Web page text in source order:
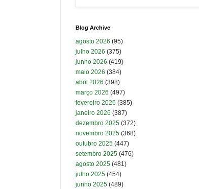
Blog Archive
agosto 2026 (95)
julho 2026 (375)
junho 2026 (419)
maio 2026 (384)
abril 2026 (398)
março 2026 (497)
fevereiro 2026 (385)
janeiro 2026 (387)
dezembro 2025 (372)
novembro 2025 (368)
outubro 2025 (447)
setembro 2025 (476)
agosto 2025 (481)
julho 2025 (454)
junho 2025 (489)